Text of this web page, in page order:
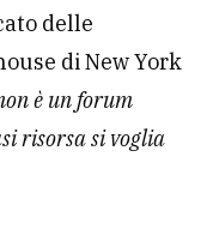
delle
di New York
è un forum
risorsa si voglia